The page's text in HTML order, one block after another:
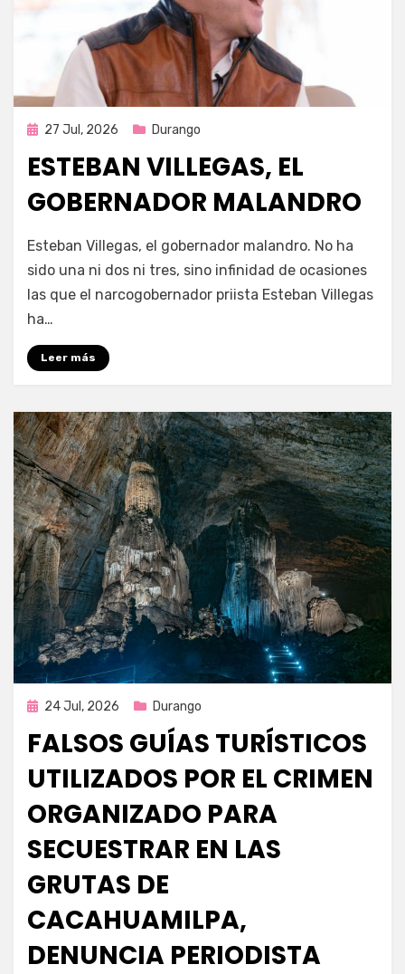
Publicada
27 Jul, 2026 Durango
ESTEBAN VILLEGAS, EL
GOBERNADOR MALANDRO
por Fernando Miranda Servín
Esteban Villegas, el gobernador malandro. No ha
sido una ni dos ni tres, sino infinidad de ocasiones
las que el narcogobernador priista Esteban Villegas
ha…
Leer más
Publicada
24 Jul, 2026 Durango
FALSOS GUÍAS TURÍSTICOS
UTILIZADOS POR EL CRIMEN
ORGANIZADO PARA
SECUESTRAR EN LAS
GRUTAS DE
CACAHUAMILPA,
DENUNCIA PERIODISTA